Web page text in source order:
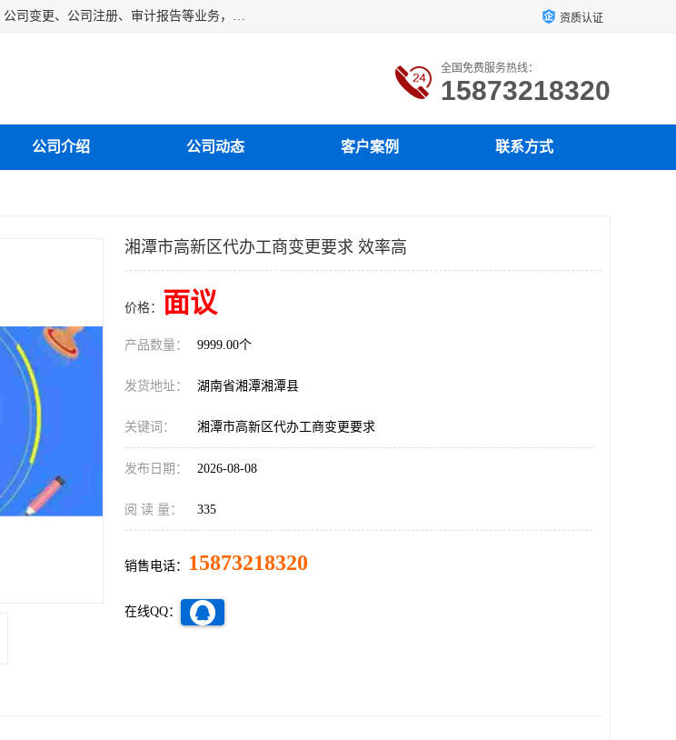
湘潭纳川会计服务有限公司主营从事：湘潭公司账务清理、湘潭公司注销、代理记账、公司变更、公司注册、审计报告等业务，公司设立有专门的代理注册部门，现有工商代办专员，部门经理从事工商代办多年，对各地区公司注册、公司变更、进出口业务等流程以及各行业公司注册、变更所需注意的细节都非常熟悉。 资质认证
全国免费服务热线：
15873218320
公司介绍 公司动态 客户案例 联系方式
湘潭市高新区代办工商变更要求 效率高
价格： 面议
产品数量： 9999.00个
发货地址： 湖南省湘潭湘潭县
关键词： 湘潭市高新区代办工商变更要求
发布日期： 2026-08-08
阅 读 量： 335
销售电话： 15873218320
在线QQ：